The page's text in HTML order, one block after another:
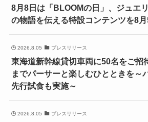
8月8日は「BLOOMの日」、ジュエ
の物語を伝える特設コンテンツを8
2026.8.05 プレスリリース
東海道新幹線貸切車両に50名をご招
までパーサーと楽しむひとときを～
先行試食も実施～
2026.8.05 プレスリリース